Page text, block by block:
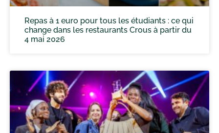
Repas à 1 euro pour tous les étudiants : ce qui
change dans les restaurants Crous à partir du
4 mai 2026